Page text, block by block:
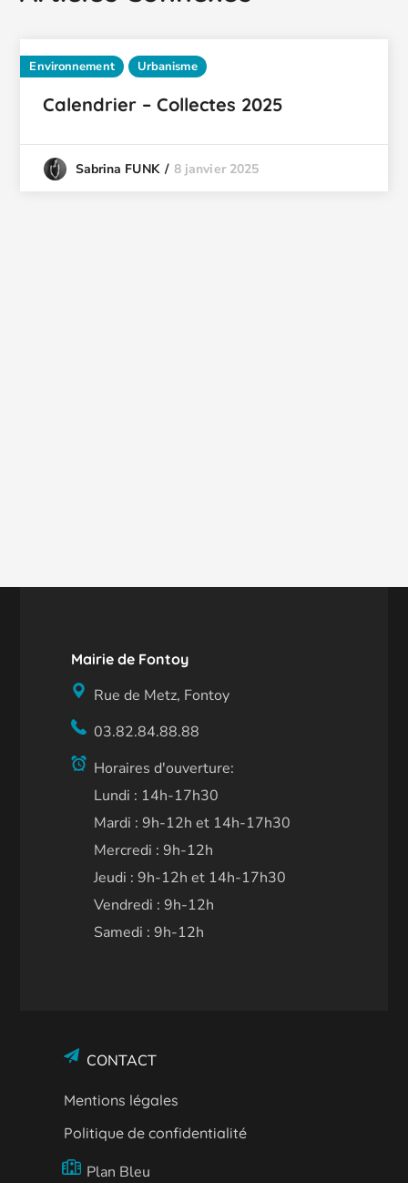
Environnement Urbanisme
Calendrier – Collectes 2025
Sabrina FUNK 8 janvier 2025
Mairie de Fontoy
Rue de Metz, Fontoy
03.82.84.88.88
Horaires d'ouverture:
Lundi : 14h-17h30
Mardi : 9h-12h et 14h-17h30
Mercredi : 9h-12h
Jeudi : 9h-12h et 14h-17h30
Vendredi : 9h-12h
Samedi : 9h-12h
CONTACT
Mentions légales
Politique de confidentialité
Plan Bleu